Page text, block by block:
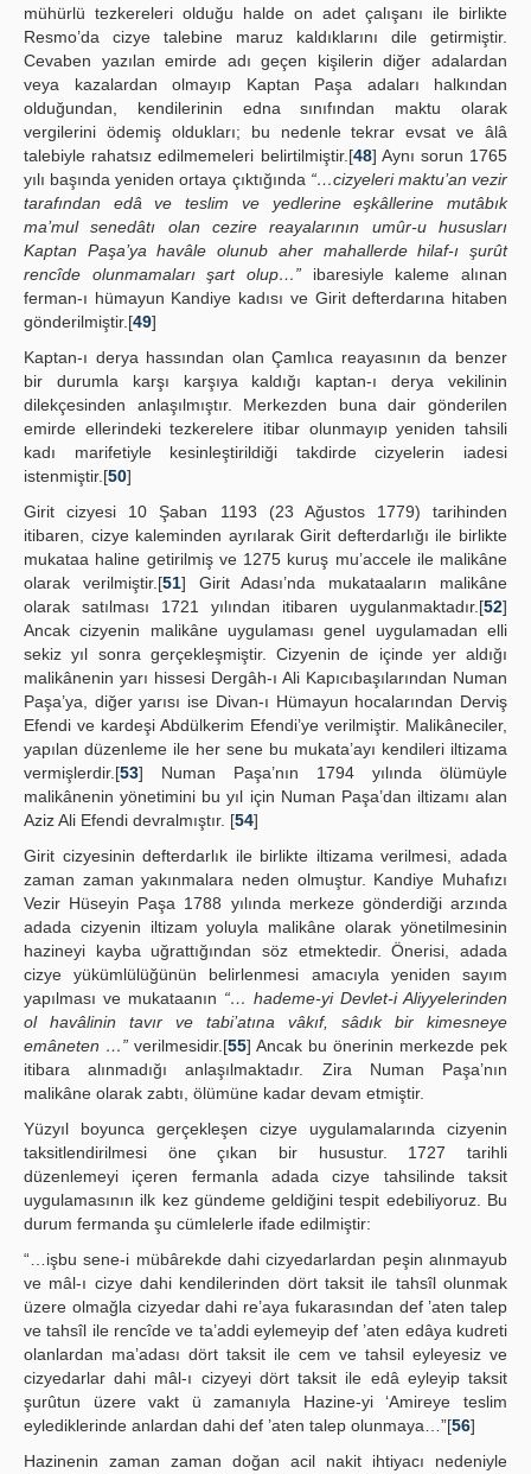
mühürlü tezkereleri olduğu halde on adet çalışanı ile birlikte
Resmo’da cizye talebine maruz kaldıklarını dile getirmiştir.
Cevaben yazılan emirde adı geçen kişilerin diğer adalardan
veya kazalardan olmayıp Kaptan Paşa adaları halkından
olduğundan, kendilerinin edna sınıfından maktu olarak
vergilerini ödemiş oldukları; bu nedenle tekrar evsat ve âlâ
talebiyle rahatsız edilmemeleri belirtilmiştir.[48] Aynı sorun 1765
yılı başında yeniden ortaya çıktığında “…cizyeleri maktu’an vezir
tarafından edâ ve teslim ve yedlerine eşkâllerine mutâbık
ma’mul senedâtı olan cezire reayalarının umûr-u hususları
Kaptan Paşa’ya havâle olunub aher mahallerde hilaf-ı şurût
rencîde olunmamaları şart olup…” ibaresiyle kaleme alınan
ferman-ı hümayun Kandiye kadısı ve Girit defterdarına hitaben
gönderilmiştir.[49]
Kaptan-ı derya hassından olan Çamlıca reayasının da benzer
bir durumla karşı karşıya kaldığı kaptan-ı derya vekilinin
dilekçesinden anlaşılmıştır. Merkezden buna dair gönderilen
emirde ellerindeki tezkerelere itibar olunmayıp yeniden tahsili
kadı marifetiyle kesinleştirildiği takdirde cizyelerin iadesi
istenmiştir.[50]
Girit cizyesi 10 Şaban 1193 (23 Ağustos 1779) tarihinden
itibaren, cizye kaleminden ayrılarak Girit defterdarlığı ile birlikte
mukataa haline getirilmiş ve 1275 kuruş mu’accele ile malikâne
olarak verilmiştir.[51] Girit Adası’nda mukataaların malikâne
olarak satılması 1721 yılından itibaren uygulanmaktadır.[52]
Ancak cizyenin malikâne uygulaması genel uygulamadan elli
sekiz yıl sonra gerçekleşmiştir. Cizyenin de içinde yer aldığı
malikânenin yarı hissesi Dergâh-ı Ali Kapıcıbaşılarından Numan
Paşa’ya, diğer yarısı ise Divan-ı Hümayun hocalarından Derviş
Efendi ve kardeşi Abdülkerim Efendi’ye verilmiştir. Malikâneciler,
yapılan düzenleme ile her sene bu mukata’ayı kendileri iltizama
vermişlerdir.[53] Numan Paşa’nın 1794 yılında ölümüyle
malikânenin yönetimini bu yıl için Numan Paşa’dan iltizamı alan
Aziz Ali Efendi devralmıştır. [54]
Girit cizyesinin defterdarlık ile birlikte iltizama verilmesi, adada
zaman zaman yakınmalara neden olmuştur. Kandiye Muhafızı
Vezir Hüseyin Paşa 1788 yılında merkeze gönderdiği arzında
adada cizyenin iltizam yoluyla malikâne olarak yönetilmesinin
hazineyi kayba uğrattığından söz etmektedir. Önerisi, adada
cizye yükümlülüğünün belirlenmesi amacıyla yeniden sayım
yapılması ve mukataanın “… hademe-yi Devlet-i Aliyyelerinden
ol havâlinin tavır ve tabi’atına vâkıf, sâdık bir kimesneye
emâneten …” verilmesidir.[55] Ancak bu önerinin merkezde pek
itibara alınmadığı anlaşılmaktadır. Zira Numan Paşa’nın
malikâne olarak zabtı, ölümüne kadar devam etmiştir.
Yüzyıl boyunca gerçekleşen cizye uygulamalarında cizyenin
taksitlendirilmesi öne çıkan bir husustur. 1727 tarihli
düzenlemeyi içeren fermanla adada cizye tahsilinde taksit
uygulamasının ilk kez gündeme geldiğini tespit edebiliyoruz. Bu
durum fermanda şu cümlelerle ifade edilmiştir:
“…işbu sene-i mübârekde dahi cizyedarlardan peşin alınmayub
ve mâl-ı cizye dahi kendilerinden dört taksit ile tahsîl olunmak
üzere olmağla cizyedar dahi re’aya fukarasından def ’aten talep
ve tahsîl ile rencîde ve ta’addi eylemeyip def ’aten edâya kudreti
olanlardan ma’adası dört taksit ile cem ve tahsil eyleyesiz ve
cizyedarlar dahi mâl-ı cizyeyi dört taksit ile edâ eyleyip taksit
şurûtun üzere vakt ü zamanıyla Hazine-yi ‘Amireye teslim
eylediklerinde anlardan dahi def ’aten talep olunmaya…”[56]
Hazinenin zaman zaman doğan acil nakit ihtiyacı nedeniyle